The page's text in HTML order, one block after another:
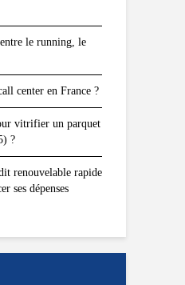
le running, le
center en France ?
vitrifier un parquet
?
renouvelable rapide
ses dépenses